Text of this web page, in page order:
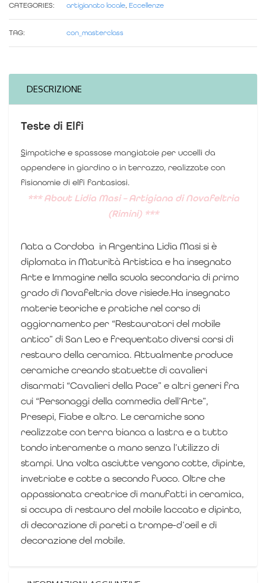
da
parete
in
quantità
CATEGORIES: artigianato locale, Eccellenze
TAG: con_masterclass
DESCRIZIONE
Teste di Elfi
Simpatiche e spassose mangiatoie per uccelli da
appendere in giardino o in terrazzo, realizzate con
fisionomie di elfi fantasiosi.
*** About Lidia Masi – Artigiana di Novafeltria
(Rimini) ***
Nata a Cordoba in Argentina Lidia Masi si è
diplomata in Maturità Artistica e ha insegnato
Arte e Immagine nella scuola secondaria di primo
grado di Novafeltria dove risiede.Ha insegnato
materie teoriche e pratiche nel corso di
aggiornamento per “Restauratori del mobile
antico” di San Leo e frequentato diversi corsi di
restauro della ceramica. Attualmente produce
ceramiche creando statuette di cavalieri
disarmati “Cavalieri della Pace” e altri generi fra
cui “Personaggi della commedia dell’Arte”,
Presepi, Fiabe e altro. Le ceramiche sono
realizzate con terra bianca a lastra e a tutto
tondo interamente a mano senza l’utilizzo di
stampi. Una volta asciutte vengono cotte, dipinte,
invetriate e cotte a secondo fuoco. Oltre che
appassionata creatrice di manufatti in ceramica,
si occupa di restauro del mobile laccato e dipinto,
di decorazione di pareti a trompe-d’oeil e di
decorazione del mobile.